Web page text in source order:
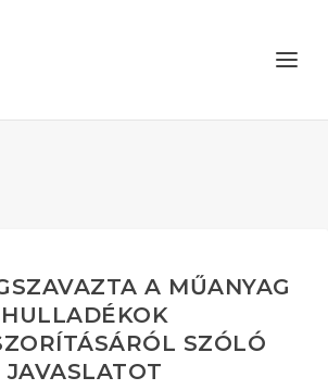
A MŰANYAG
HULLADÉKOK
SZÓLÓ
JAVASLATOT